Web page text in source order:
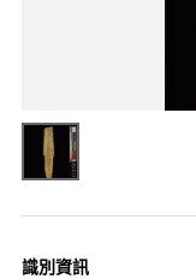
識別資訊